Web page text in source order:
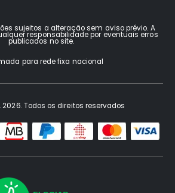
sujeitos a alteração sem aviso prévio. A
responsabilidade por eventuais erros
publicados no site.
para rede fixa nacional
2026. Todos os direitos reservados